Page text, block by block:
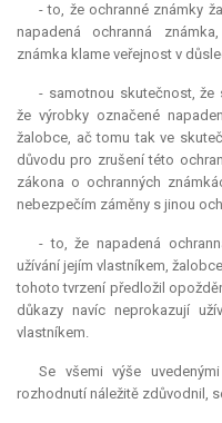
- to, že ochranné známky
napadená ochranná
známka klame veřejnost v
- samotnou skutečnost, že
že výrobky označené
žalobce, ač tomu tak ve
důvodu pro zrušení této
zákona o ochranných
nebezpečím záměny s jinou
- to, že napadená
užívání jejím vlastníkem,
tohoto tvrzení předložil
důkazy navíc neprokazují
vlastníkem.
Se všemi výše
rozhodnutí náležitě zdůvodnil,